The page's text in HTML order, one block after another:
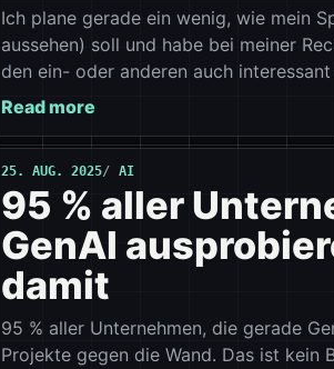
Ich plane gerade ein wenig, wie mein
aussehen) soll und habe bei meiner
den ein- oder anderen auch
Read more
25. AUG. 2025 AI
95 % aller
GenAI
damit
95 % aller Unternehmen, die gerade
Projekte gegen die Wand. Das ist kein